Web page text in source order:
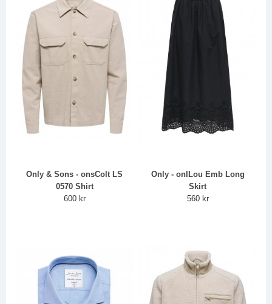
Only & Sons - onsColt LS
0570 Shirt
600 kr
Only - onlLou Emb Long
Skirt
560 kr